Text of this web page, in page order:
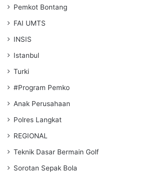
Pemkot Bontang
FAI UMTS
INSIS
Istanbul
Turki
#Program Pemko
Anak Perusahaan
Polres Langkat
REGIONAL
Teknik Dasar Bermain Golf
Sorotan Sepak Bola